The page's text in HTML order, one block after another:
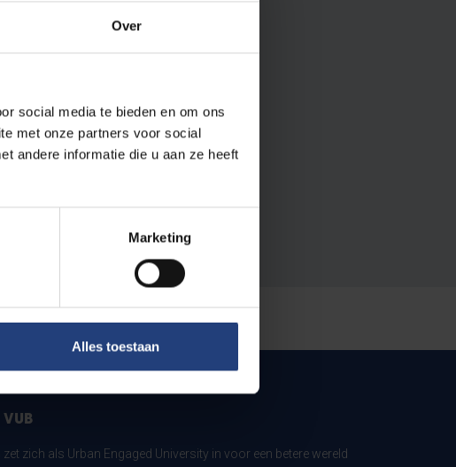
Over
social media te bieden en om ons
met onze partners voor social
andere informatie die u aan ze heeft
Marketing
Alles toestaan
zet zich als Urban Engaged University in voor een betere wereld